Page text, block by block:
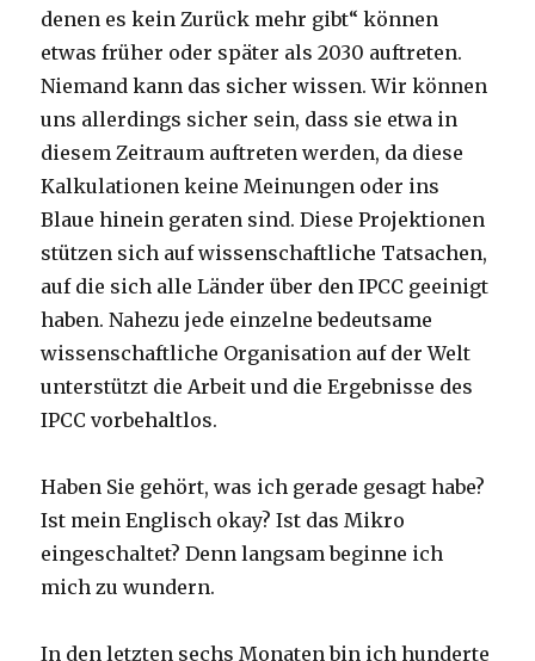
denen es kein Zurück mehr gibt“ können
etwas früher oder später als 2030 auftreten.
Niemand kann das sicher wissen. Wir können
uns allerdings sicher sein, dass sie etwa in
diesem Zeitraum auftreten werden, da diese
Kalkulationen keine Meinungen oder ins
Blaue hinein geraten sind. Diese Projektionen
stützen sich auf wissenschaftliche Tatsachen,
auf die sich alle Länder über den IPCC geeinigt
haben. Nahezu jede einzelne bedeutsame
wissenschaftliche Organisation auf der Welt
unterstützt die Arbeit und die Ergebnisse des
IPCC vorbehaltlos.
Haben Sie gehört, was ich gerade gesagt habe?
Ist mein Englisch okay? Ist das Mikro
eingeschaltet? Denn langsam beginne ich
mich zu wundern.
In den letzten sechs Monaten bin ich hunderte